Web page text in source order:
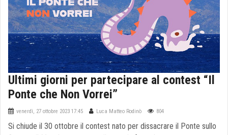
Ultimi giorni per partecipare al contest “Il
Ponte che Non Vorrei”
venerdì, 27 ottobre 2023 17:45 Luca Matteo Rodinò 804
Si chiude il 30 ottobre il contest nato per dissacrare il Ponte sullo